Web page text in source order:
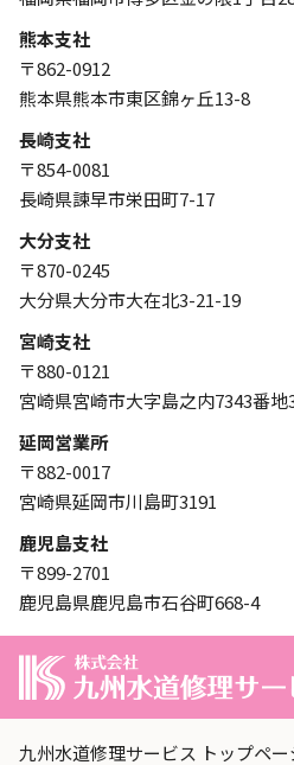
熊本支社
〒862-0912
熊本県熊本市東区錦ヶ丘13-8
長崎支社
〒854-0081
長崎県諫早市栄田町7-17
大分支社
〒870-0245
大分県大分市大在北3-21-19
宮崎支社
〒880-0121
宮崎県宮崎市大字島之内7343番地
延岡営業所
〒882-0017
宮崎県延岡市川島町3191
鹿児島支社
〒899-2701
鹿児島県鹿児島市石谷町668-4
九州水道修理サービス トップペー